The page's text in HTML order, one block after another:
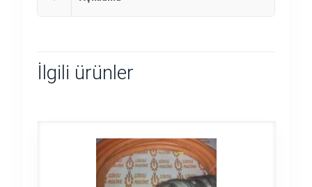
İlgili ürünler